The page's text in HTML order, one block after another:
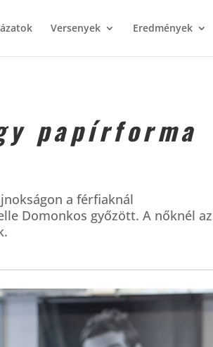
Versenyek Eredmények
papírforma
a férfiaknál
Domonkos győzött. A nőknél az